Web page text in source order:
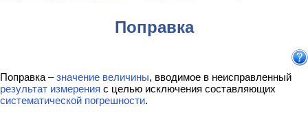
Поправка
Поправка –значение величины, вводимое в неисправленный
результат измерения с целью исключения составляющих
систематической погрешности.